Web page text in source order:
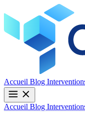
Accueil Blog
Accueil Blog